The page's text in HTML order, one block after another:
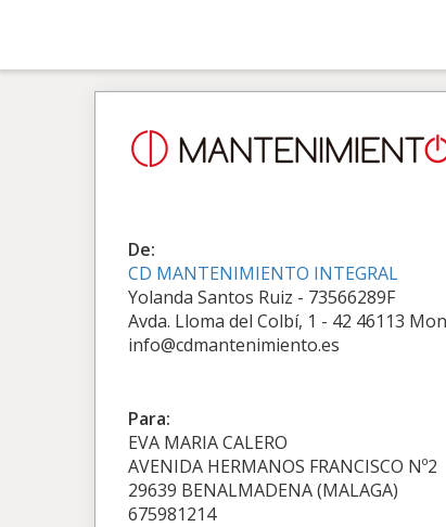
De:
CD MANTENIMIENTO INTEGRAL
Yolanda Santos Ruiz - 73566289F
Avda. Lloma del Colbí, 1 - 42 46113
info@cdmantenimiento.es
Para:
EVA MARIA CALERO
AVENIDA HERMANOS FRANCISCO Nº2
29639 BENALMADENA (MALAGA)
675981214